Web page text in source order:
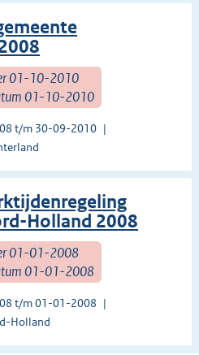
01-10-2010
01-10-2010
t/m 30-09-2010
Holland 2008
01-01-2008
01-01-2008
t/m 01-01-2008
Holland